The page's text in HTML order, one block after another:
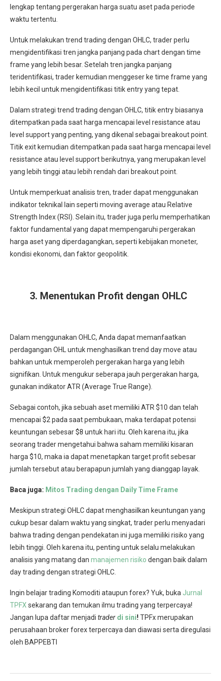
lengkap tentang pergerakan harga suatu aset pada periode
waktu tertentu.
Untuk melakukan trend trading dengan OHLC, trader perlu
mengidentifikasi tren jangka panjang pada chart dengan time
frame yang lebih besar. Setelah tren jangka panjang
teridentifikasi, trader kemudian menggeser ke time frame yang
lebih kecil untuk mengidentifikasi titik entry yang tepat.
Dalam strategi trend trading dengan OHLC, titik entry biasanya
ditempatkan pada saat harga mencapai level resistance atau
level support yang penting, yang dikenal sebagai breakout point.
Titik exit kemudian ditempatkan pada saat harga mencapai level
resistance atau level support berikutnya, yang merupakan level
yang lebih tinggi atau lebih rendah dari breakout point.
Untuk memperkuat analisis tren, trader dapat menggunakan
indikator teknikal lain seperti moving average atau Relative
Strength Index (RSI). Selain itu, trader juga perlu memperhatikan
faktor fundamental yang dapat mempengaruhi pergerakan
harga aset yang diperdagangkan, seperti kebijakan moneter,
kondisi ekonomi, dan faktor geopolitik.
3. Menentukan Profit dengan OHLC
Dalam menggunakan OHLC, Anda dapat memanfaatkan
perdagangan OHL untuk menghasilkan trend day move atau
bahkan untuk memperoleh pergerakan harga yang lebih
signifikan. Untuk mengukur seberapa jauh pergerakan harga,
gunakan indikator ATR (Average True Range).
Sebagai contoh, jika sebuah aset memiliki ATR $10 dan telah
mencapai $2 pada saat pembukaan, maka terdapat potensi
keuntungan sebesar $8 untuk hari itu. Oleh karena itu, jika
seorang trader mengetahui bahwa saham memiliki kisaran
harga $10, maka ia dapat menetapkan target profit sebesar
jumlah tersebut atau berapapun jumlah yang dianggap layak.
Baca juga: Mitos Trading dengan Daily Time Frame
Meskipun strategi OHLC dapat menghasilkan keuntungan yang
cukup besar dalam waktu yang singkat, trader perlu menyadari
bahwa trading dengan pendekatan ini juga memiliki risiko yang
lebih tinggi. Oleh karena itu, penting untuk selalu melakukan
analisis yang matang dan manajemen risiko dengan baik dalam
day trading dengan strategi OHLC.
Ingin belajar trading Komoditi ataupun forex? Yuk, buka Jurnal
TPFX sekarang dan temukan ilmu trading yang terpercaya!
Jangan lupa daftar menjadi trader di sini! TPFx merupakan
perusahaan broker forex terpercaya dan diawasi serta diregulasi
oleh BAPPEBTI